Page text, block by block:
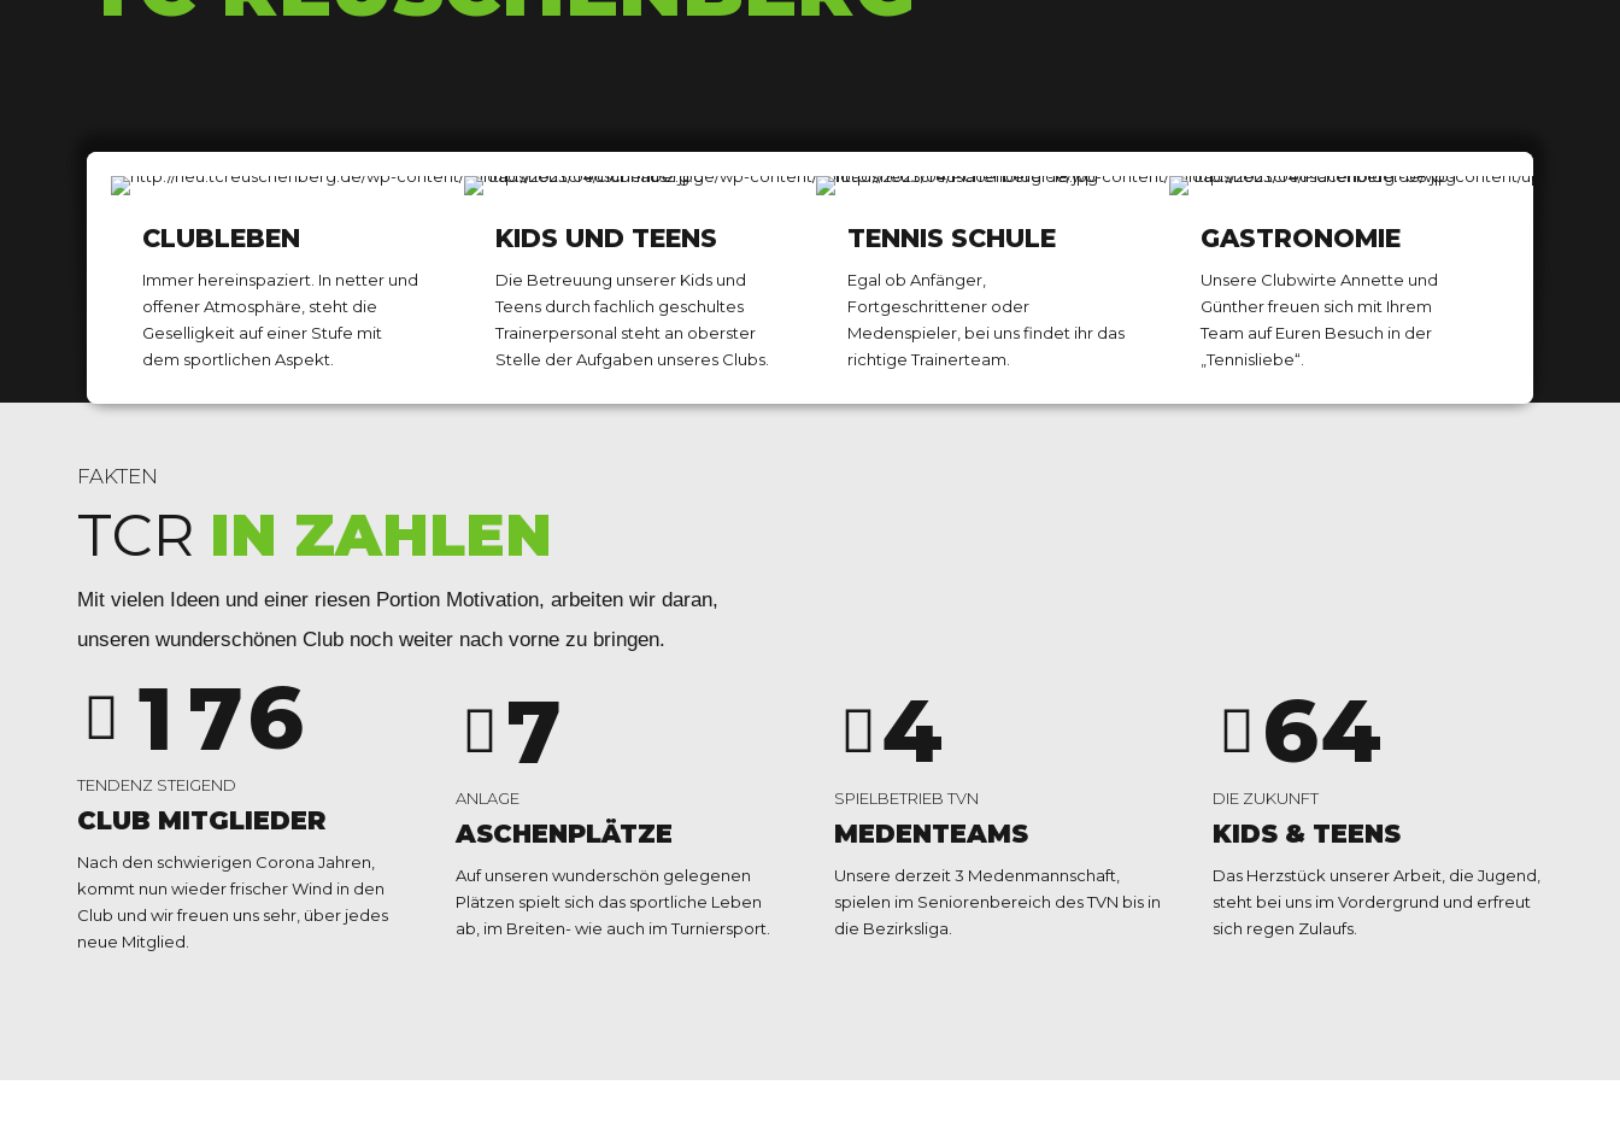
CLUBLEBEN
Immer hereinspaziert. In netter und
offener Atmosphäre, steht die
Geselligkeit auf einer Stufe mit
dem sportlichen Aspekt.
KIDS UND TEENS
Die Betreuung unserer Kids und
Teens durch fachlich geschultes
Trainerpersonal steht an oberster
Stelle der Aufgaben unseres Clubs.
TENNIS SCHULE
Egal ob Anfänger,
Fortgeschrittener oder
Medenspieler, bei uns findet ihr das
richtige Trainerteam.
GASTRONOMIE
Unsere Clubwirte Annette und
Günther freuen sich mit Ihrem
Team auf Euren Besuch in der
„Tennisliebe“.
FAKTEN
TCR IN ZAHLEN
Mit vielen Ideen und einer riesen Portion Motivation, arbeiten wir daran,
unseren wunderschönen Club noch weiter nach vorne zu bringen.
0
1
2
3
4
1
2
3
5
6
7
8
9
0
0
1
2
4
5
6
7
8
TENDENZ STEIGEND
CLUB MITGLIEDER
Nach den schwierigen Corona Jahren,
kommt nun wieder frischer Wind in den
Club und wir freuen uns sehr, über jedes
neue Mitglied.
0
1
2
3
5
6
7
8
9
ANLAGE
ASCHENPLÄTZE
Auf unseren wunderschön gelegenen
Plätzen spielt sich das sportliche Leben
ab, im Breiten- wie auch im Turniersport.
0
4
5
6
SPIELBETRIEB TVN
MEDENTEAMS
Unsere derzeit 3 Medenmannschaft,
spielen im Seniorenbereich des TVN bis in
die Bezirksliga.
0
1
2
6
7
8
0
4
5
6
DIE ZUKUNFT
KIDS & TEENS
Das Herzstück unserer Arbeit, die Jugend,
steht bei uns im Vordergrund und erfreut
sich regen Zulaufs.